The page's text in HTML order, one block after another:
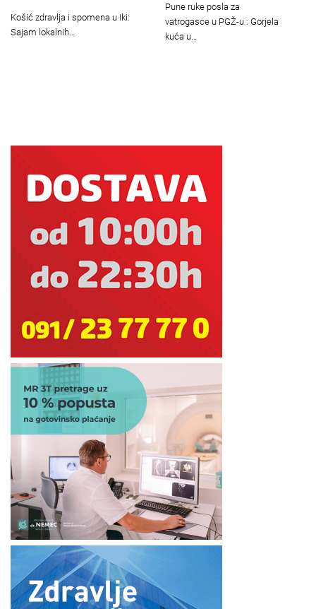
Košić zdravlja i spomena u Iki:
Sajam lokalnih…
Pune ruke posla za
vatrogasce u PGŽ-u : Gorjela
kuća u…